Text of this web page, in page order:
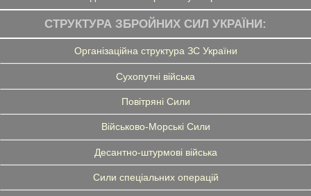
СТРУКТУРА ЗБРОЙНИХ СИЛ УКРАЇНИ:
Організаційна структура ЗС України
Сухопутні війська
Повітряні Сили
Військово-Морські Сили
Десантно-штурмові війська
Сили спеціальних операцій